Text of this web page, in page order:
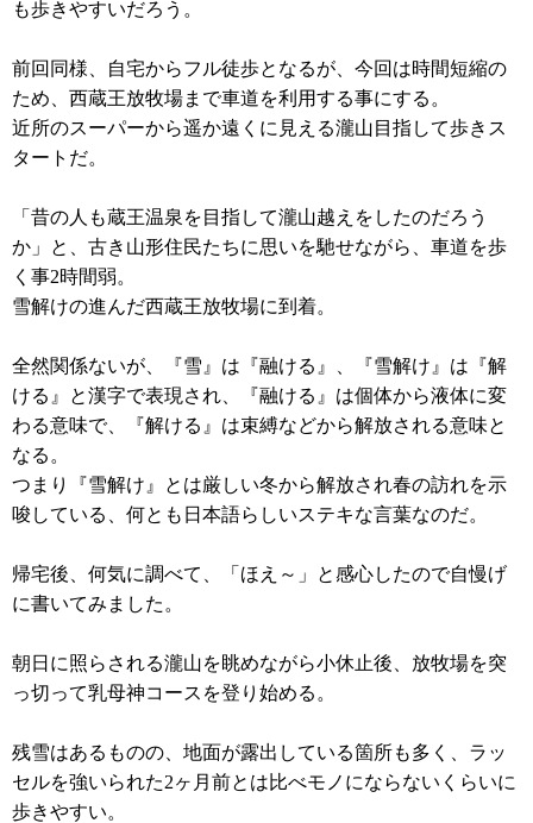
も歩きやすいだろう。
前回同様、自宅からフル徒歩となるが、今回は時間短縮の
ため、西蔵王放牧場まで車道を利用する事にする。
近所のスーパーから遥か遠くに見える瀧山目指して歩きス
タートだ。
「昔の人も蔵王温泉を目指して瀧山越えをしたのだろう
か」と、古き山形住民たちに思いを馳せながら、車道を歩
く事2時間弱。
雪解けの進んだ西蔵王放牧場に到着。
全然関係ないが、『雪』は『融ける』、『雪解け』は『解
ける』と漢字で表現され、『融ける』は個体から液体に変
わる意味で、『解ける』は束縛などから解放される意味と
なる。
つまり『雪解け』とは厳しい冬から解放され春の訪れを示
唆している、何とも日本語らしいステキな言葉なのだ。
帰宅後、何気に調べて、「ほえ～」と感心したので自慢げ
に書いてみました。
朝日に照らされる瀧山を眺めながら小休止後、放牧場を突
っ切って乳母神コースを登り始める。
残雪はあるものの、地面が露出している箇所も多く、ラッ
セルを強いられた2ヶ月前とは比べモノにならないくらいに
歩きやすい。